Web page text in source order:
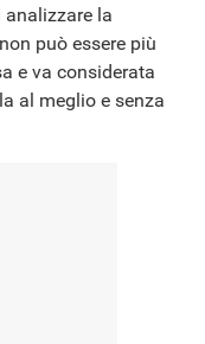
la
può essere più
e va considerata
al meglio e senza